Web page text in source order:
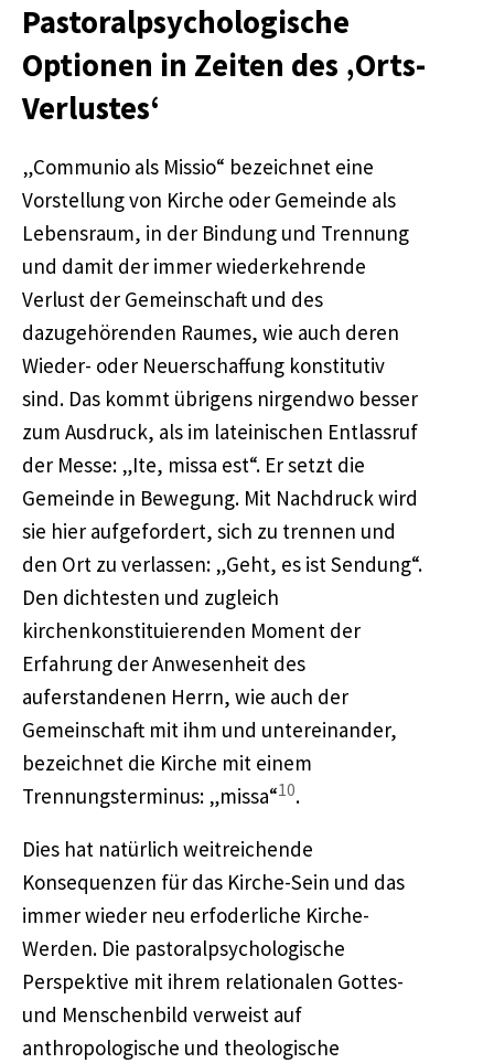
Pastoralpsychologische
Optionen in Zeiten des ‚Orts-
Verlustes‘
„Communio als Missio“ bezeichnet eine
Vorstellung von Kirche oder Gemeinde als
Lebensraum, in der Bindung und Trennung
und damit der immer wiederkehrende
Verlust der Gemeinschaft und des
dazugehörenden Raumes, wie auch deren
Wieder- oder Neuerschaffung konstitutiv
sind. Das kommt übrigens nirgendwo besser
zum Ausdruck, als im lateinischen Entlassruf
der Messe: „Ite, missa est“. Er setzt die
Gemeinde in Bewegung. Mit Nachdruck wird
sie hier aufgefordert, sich zu trennen und
den Ort zu verlassen: „Geht, es ist Sendung“.
Den dichtesten und zugleich
kirchenkonstituierenden Moment der
Erfahrung der Anwesenheit des
auferstandenen Herrn, wie auch der
Gemeinschaft mit ihm und untereinander,
bezeichnet die Kirche mit einem
Trennungsterminus: „missa“10.
Dies hat natürlich weitreichende
Konsequenzen für das Kirche-Sein und das
immer wieder neu erfoderliche Kirche-
Werden. Die pastoralpsychologische
Perspektive mit ihrem relationalen Gottes-
und Menschenbild verweist auf
anthropologische und theologische